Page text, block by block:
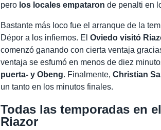
pero los locales empataron de penalti en
Bastante más loco fue el arranque de la
Dépor a los infiernos. ElOviedo visitó
comenzó ganando con cierta ventaja
ventaja se esfumó en menos de diez
puerta- y Obeng. Finalmente,Christian
un tanto en los minutos finales.
Todas las temporadas en
Riazor